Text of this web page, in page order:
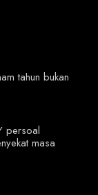
tahun bukan
persoal
masa